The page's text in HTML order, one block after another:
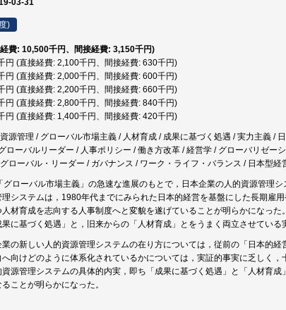
03-31
)
費: 10,500千円、間接経費: 3,150千円)
円 (直接経費: 2,100千円、間接経費: 630千円)
円 (直接経費: 2,000千円、間接経費: 600千円)
円 (直接経費: 2,200千円、間接経費: 660千円)
円 (直接経費: 2,800千円、間接経費: 840千円)
円 (直接経費: 1,400千円、間接経費: 420千円)
源管理 / グローバル市場主義 / 人材育成 / 成果に基づく処遇 / 実力主義 /
ローバルリーダー / 人事ポリシー / 働き方改革 / 経営学 / グローバリゼー
ローバル・リーダー / ガバナンス / ワーク・ライフ・バランス / 日本型経
グローバル市場主義」の急速な進展のもとで，日本企業の人的資源管理
システムは，1980年代までにみられた日本的経営を基盤にした長期雇
材育成を志向する人事制度へと変貌を遂げていることが明らかになっ
に基づく処遇」と，旧来からの「人材育成」とをうまく両立させている
の新しい人的資源管理システムの在り方については，従前の「日本的
向けどのように体系化されているかについては，実証的事実に乏しく
源管理システムの具体的内実，即ち「成果に基づく処遇」と「人材育
ことが明らかになった。